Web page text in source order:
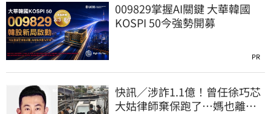
009829掌握AI關鍵 大華韓國
KOSPI 50今強勢開募
PR
快訊／涉詐1.1億！曾任徐巧芯
大姑律師棄保跑了…媽也離